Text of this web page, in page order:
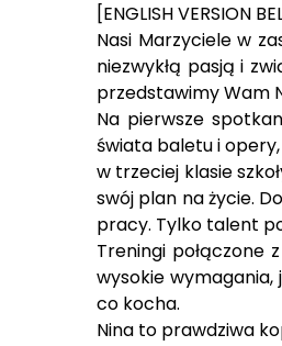
[ENGLISH VERSION
Nasi Marzyciele w
niezwykłą pasją i
przedstawimy Wam
Na pierwsze
świata baletu i
w trzeciej klasie
swój plan na życie.
pracy. Tylko talent
Treningi połączone
wysokie
co kocha.
Nina to prawdziwa